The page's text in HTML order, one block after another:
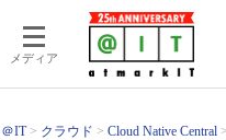
メディア
＠IT クラウド Cloud Native Central